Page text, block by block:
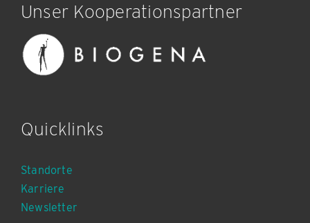
Unser Kooperationspartner
Quicklinks
Standorte
Karriere
Newsletter